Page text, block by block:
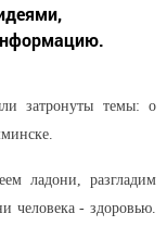
затронуты темы: о
ладони, разгладим
человека - здоровью.